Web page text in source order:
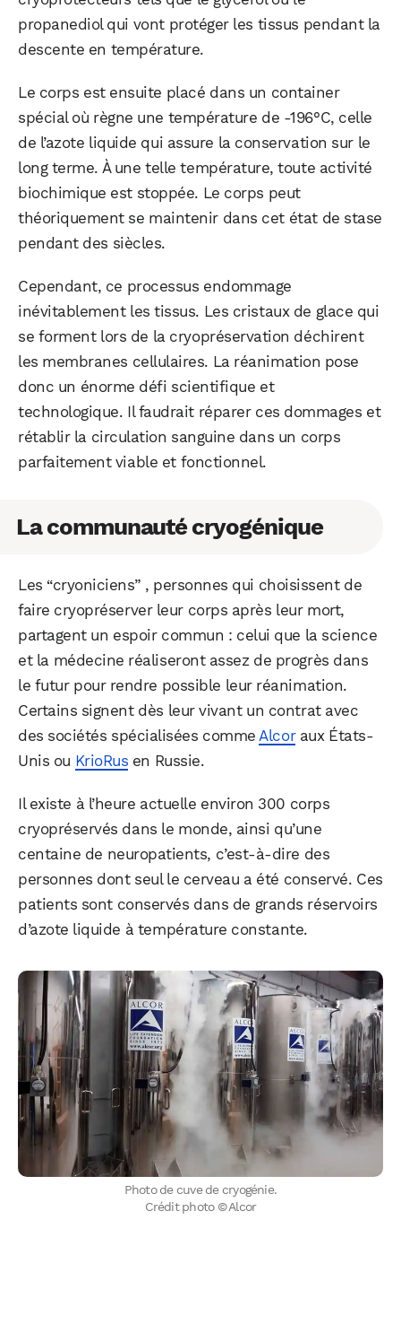
propanediol qui vont protéger les tissus pendant la
descente en température.
Le corps est ensuite placé dans un container
spécial où règne une température de -196°C, celle
de l’azote liquide qui assure la conservation sur le
long terme. À une telle température, toute activité
biochimique est stoppée. Le corps peut
théoriquement se maintenir dans cet état de stase
pendant des siècles.
Cependant, ce processus endommage
inévitablement les tissus. Les cristaux de glace qui
se forment lors de la cryopréservation déchirent
les membranes cellulaires. La réanimation pose
donc un énorme défi scientifique et
technologique. Il faudrait réparer ces dommages et
rétablir la circulation sanguine dans un corps
parfaitement viable et fonctionnel.
La communauté cryogénique
Les “cryoniciens” , personnes qui choisissent de
faire cryopréserver leur corps après leur mort,
partagent un espoir commun : celui que la science
et la médecine réaliseront assez de progrès dans
le futur pour rendre possible leur réanimation.
Certains signent dès leur vivant un contrat avec
des sociétés spécialisées commeAlcoraux États-
Unis ou KrioRus en Russie.
Il existe à l’heure actuelle environ 300 corps
cryopréservés dans le monde, ainsi qu’une
centaine de neuropatients, c’est-à-dire des
personnes dont seul le cerveau a été conservé. Ces
patients sont conservés dans de grands réservoirs
d’azote liquide à température constante.
Photo de cuve de cryogénie.
Crédit photo © Alcor